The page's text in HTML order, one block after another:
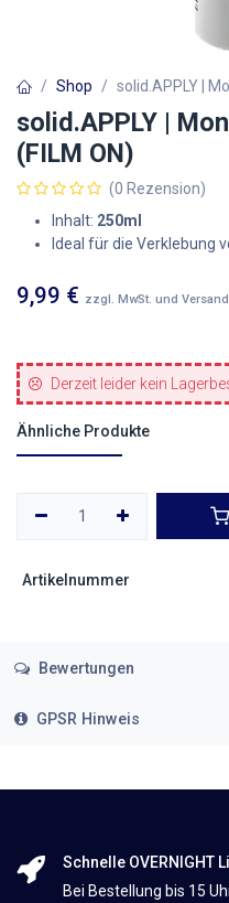
Shop solid.APPLY |
solid.APPLY |
(FILM ON)
(0 Rezension)
Inhalt: 250ml
Ideal für die Verklebung
9,99 € zzgl. MwSt. und Versand
Derzeit leider kein
Ähnliche Produkte
Artikelnummer
Bewertungen
GPSR Hinweis
Schnelle OVERNIGHT
Bei Bestellung bis 15